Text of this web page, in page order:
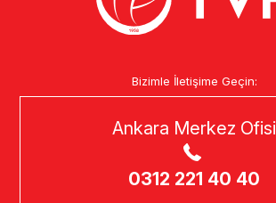
Bizimle İletişime Geçin:
Ankara Merkez Ofisi
0312 221 40 40